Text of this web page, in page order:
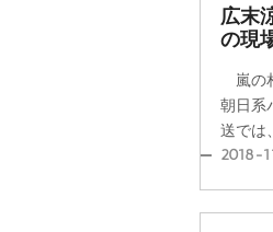
広末
の現
嵐の
朝日系
送では
2018-